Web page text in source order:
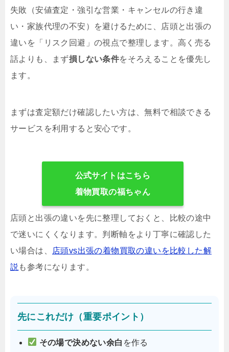
失敗（安値査定・強引な営業・キャンセルの行き違
い・家族代理の不安）を避けるために、店頭と出張の
違いを「リスク回避」の視点で整理します。高く売る
話よりも、まず損しない条件をそろえることを優先し
ます。
まずは査定額だけ確認したい方は、無料で相談できる
サービスを利用すると安心です。
公式サイトはこちら
着物買取の福ちゃん
店頭と出張の違いを先に整理しておくと、比較の途中
で迷いにくくなります。判断軸をより丁寧に確認した
い場合は、
店頭vs出張の着物買取の違いを比較した解
説 も参考になります。
先にこれだけ（重要ポイント）
その場で決めない余白 を作る